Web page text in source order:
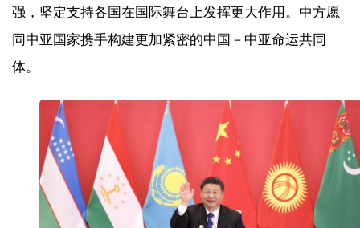
强，坚定支持各国在国际舞台上发挥更大作用。中方愿
同中亚国家携手构建更加紧密的中国－中亚命运共同
体。